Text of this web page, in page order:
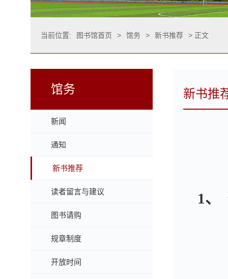
当前位置: 图书馆首页 > 馆务 > 新书推荐 > 正文
馆务
新闻
通知
新书推荐
读者留言与建议
图书请购
规章制度
开放时间
新书推
1、